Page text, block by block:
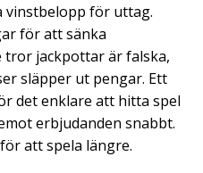
vinstbelopp för uttag.
för att sänka
tror jackpottar är falska,
släpper ut pengar. Ett
det enklare att hitta spel
erbjudanden snabbt.
att spela längre.